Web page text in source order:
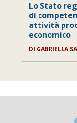
Lo Stato
di
attività
economico
DI GABRIELLA